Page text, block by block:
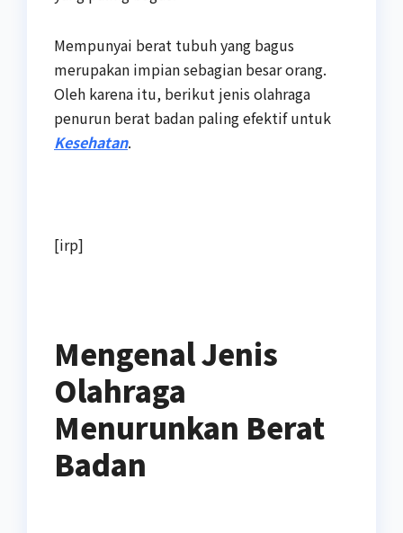
Mempunyai berat tubuh yang bagus
merupakan impian sebagian besar orang.
Oleh karena itu, berikut jenis olahraga
penurun berat badan paling efektif untuk
Kesehatan.
[irp]
Mengenal Jenis
Olahraga
Menurunkan Berat
Badan